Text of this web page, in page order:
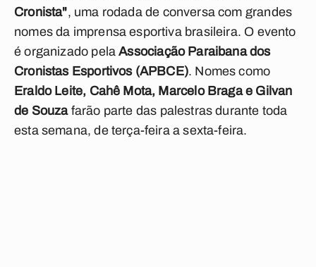
Cronista", uma rodada de conversa com grandes
nomes da imprensa esportiva brasileira. O evento
é organizado pelaAssociação Paraibana dos
Cronistas Esportivos (APBCE). Nomes como
Eraldo Leite, Cahê Mota, Marcelo Braga e Gilvan
de Souza farão parte das palestras durante toda
esta semana, de terça-feira a sexta-feira.